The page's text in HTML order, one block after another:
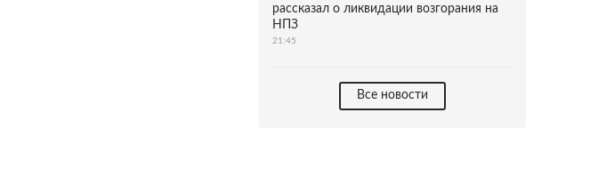
рассказал о ликвидации возгорания на
НПЗ
21:45
Все новости